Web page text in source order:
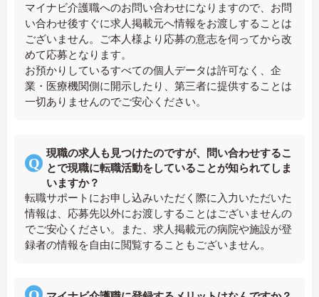
マイナビ介護職へのお問い合わせになりますので、お問
い合わせ後すぐに求人掲載元へ情報をお渡しすることは
ございません。ご本人様より応募の意志を伺ってから改
めて応募となります。
お預かりしているすべての個人データは許可なく、企
業・医療機関側に開示したり、第三者に提供することは
一切ありませんのでご安心ください。
現職の求人も見つけたのですが、問い合わせするこ
とで現職に転職活動をしていることが知られてしま
いますか？
転職サポートにお申し込みいただく際に入力いただいた
情報は、応募先以外にお渡しすることはございませんの
でご安心ください。また、求人掲載元の病院や施設が登
録者の情報を自由に閲覧することもございません。